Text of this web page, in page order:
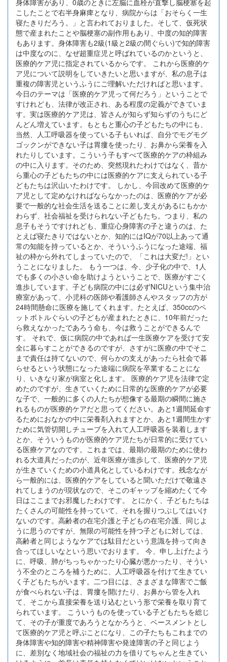
身体障害があり、0歳のときに左脳に血栓が直撃し脳梗塞を起
こしたことで右半身麻痺となり、病院からは「おそらく一生
寝たきりだろう。」と言われておりました。そして、仮死状
態で産まれたことや脳梗塞の副作用もあり、中度の知的障害
もあります。身体障害も2級(1級と2級の間ぐらい)で知的障害
は中度なのに、なぜ超重症児と呼ばれているのかというと、
医療的ケア児に指定されているからです。 これから医療的ケ
ア児について説明をしていきたいと思いますが、私の息子は
重複の障害児というふうにご理解いただければと思います。
今日のテーマは「医療的ケア児って何だろう」ということで
すけれども、法律が改正され、ある程度の定義ができていま
す。実は医療的ケア児は、皆さんが知らず知らずのうちにど
んどん増えています。もともと重心の子どもたちの中にも、
当然、人工呼吸器を使っている子もいれば、自分でモグモグ
ゴックンができない子は胃瘻を使ったり、お鼻から栄養を入
れたりしています。こういう子もすべて医療的ケアの枠組み
の中に入ります。そのため、突然現れたわけではなく、昔か
ら重心の子どもたちの中には医療的ケアに支えられている子
どもたちは沢山いたわけです。 しかし、今回改めて医療的ケ
ア児として定めなければならなかったのは、医療的ケアが必
要で一般的な社会生活を送ることに差し支えがあるにもかか
わらず、社会福祉を受けられない子どもたち。つまり、私の
息子もそうですけれども、重症心身障害の子と違うのは、た
とえば寝たきりではないとか、知的にはIQが70以上あって通
常の知能を持っているとか、そういうふうになった途端、福
祉の枠から外れてしまっていたので、「これは大変だ!」とい
うことになりました。 もう一つは、今、少子化の中で、1人
でも多くの小さい命を助けようということで、医療がすごく
進歩しています。子ども病院の中には必ずNICUという集中治
療室があって、小児科の医師や看護師さんやスタッフの方が
24時間懸命に医療を施してくれます。たとえば、350ccのペ
ットボトルぐらいの子どもが産まれたときに、10年前だった
ら救えなかったであろう命も、今は救うことができるんで
す。 それで、仮に病院の中であれば一生医療ケアを受けて安
全に暮らすことができるのですが、さすがに医療の中でそこ
まで責任は持てないので、何らかの支えがあったら社会で暮
らせるという状態になった途端に病院を卒業することにな
り、いきなり家が病室と化します。 医療的ケア児を法律で定
めたのですが、生きていくために日常的な医療的ケアが必要
な子で、一般的に多くの人たちが想像する最期の瞬間に施さ
れるものが医療的ケアだと思ってください。あと1週間延命す
るためにおなかの中に栄養剤入れますとか、あと1週間生かす
ために気管切開しチューブを入れて人工呼吸器を装着します
とか、そういうものが医療的ケア児たちが日常的に受けてい
る医療ケアなのです。これまでは、最期の最期のために使わ
れる大道具だったのが、近年医療が進歩して、医療的ケア児
が生きていくための小道具化としているわけです。残念なが
ら一般的には、医療的ケアをしていると聞いただけで敬遠さ
れてしまうのが現状なので、そこのギャップを縮めたくて今
日はここまでお邪魔したわけです。 とにかく、子どもたちは
たくさんの可能性を持っていて、それを握りつぶしてはいけ
ないのです。高齢者の在宅介護と子どもの在宅介護、同じよ
うに思うのですが、無限の可能性を持つ子どもに対しては、
高齢者と同じようなケアでは駄目だという意識を持って向き
合ってほしいなという思いでおります。 今、申し上げたよう
に、呼吸、肺がちっちゃかったり心臓が悪かったり、そうい
う不全のところを補うために、人工呼吸器を付けて生きてい
く子どもたちがいます。二つ目には、さまざまな障害でご飯
が食べられない子は、胃瘻を開けたり、お鼻から管を入れ
て、そこから直接栄養を送り込むという形で栄養を取り育て
られています。 こういうものを使っている子どもたちを総じ
て、その子が重度であろうとなかろうと、ベースメントとし
て医療的ケア児と呼ぶことになり、この子たちもこれまでの
身体障害や知的障害や精神障害や発達障害の子と同じよう
に、差別なく地域社会の福祉の力を借りてちゃんと生きてい